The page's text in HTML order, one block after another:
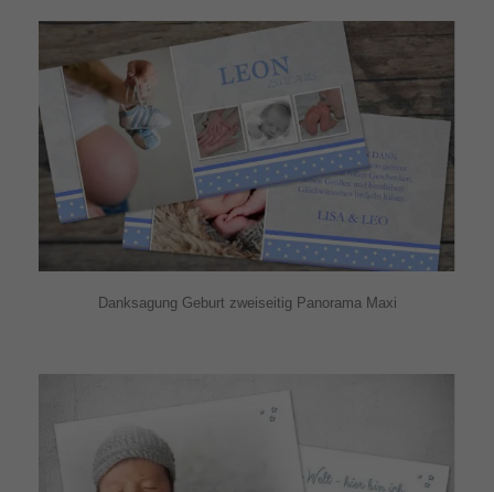
Danksagung Geburt zweiseitig Panorama Maxi